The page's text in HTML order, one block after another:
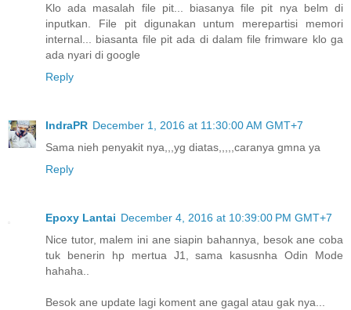
Klo ada masalah file pit... biasanya file pit nya belm di
inputkan. File pit digunakan untum merepartisi memori
internal... biasanta file pit ada di dalam file frimware klo ga
ada nyari di google
Reply
IndraPR December 1, 2016 at 11:30:00 AM GMT+7
Sama nieh penyakit nya,,,yg diatas,,,,,caranya gmna ya
Reply
Epoxy Lantai December 4, 2016 at 10:39:00 PM GMT+7
Nice tutor, malem ini ane siapin bahannya, besok ane coba
tuk benerin hp mertua J1, sama kasusnha Odin Mode
hahaha..
Besok ane update lagi koment ane gagal atau gak nya...